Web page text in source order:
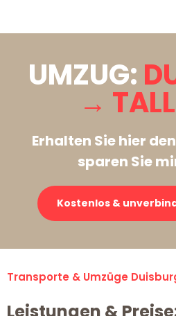
UMZUG:
→
Erhalten Sie hier den
sparen Sie
Kostenlos &
Transporte & Umzüge